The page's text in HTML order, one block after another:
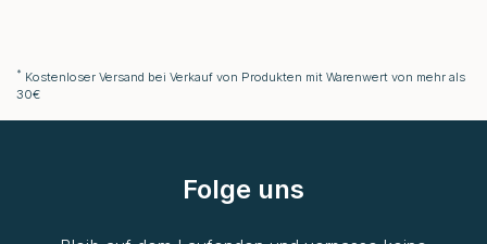
* Kostenloser Versand bei Verkauf von Produkten mit Warenwert von mehr als
30€
Folge uns